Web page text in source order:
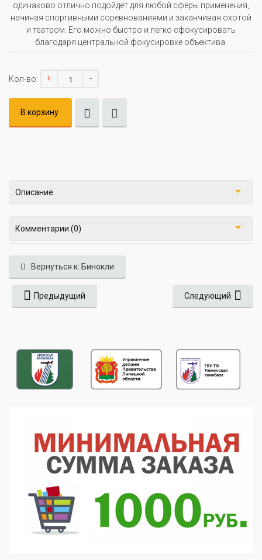
одинаково отлично подойдет для любой сферы применения,
начиная спортивными соревнованиями и заканчивая охотой
и театром. Его можно быстро и легко сфокусировать
благодаря центральной фокусировке объектива.
Кол-во: + -
В корзину
Описание
Комментарии (0)
Вернуться к: Бинокли
Предыдущий Следующий